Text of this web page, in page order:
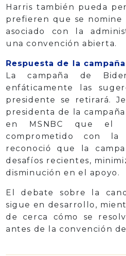
Harris también pueda
prefieren que se nomine
asociado con la
una convención abierta.
Respuesta de la campaña
La campaña de
enfáticamente las
presidente se retirará.
presidenta de la
en MSNBC que el
comprometido con la
reconoció que la
desafíos recientes,
disminución en el apoyo.
El debate sobre la
sigue en desarrollo,
de cerca cómo se
antes de la convención